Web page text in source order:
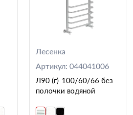
Лесенка
Артикул: 044041006
Л90 (г)-100/60/66 без
полочки водяной